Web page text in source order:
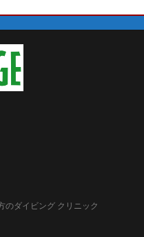
のダイビング クリニック